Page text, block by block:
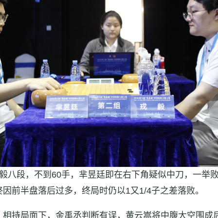
八段，不到60手，芈昱廷即在右下角疑似中刀，一举
前半盘落后过多，终局时仍以1又1/4子之差落败。
持局面下，金禹丞判断有误，黄云嵩将中腹大空围